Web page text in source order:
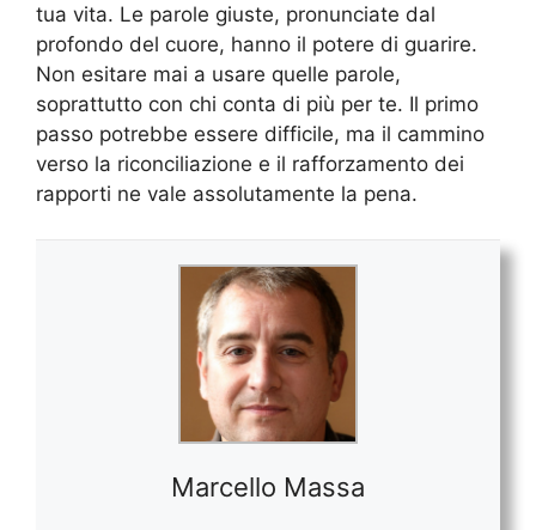
tua vita. Le parole giuste, pronunciate dal
profondo del cuore, hanno il potere di guarire.
Non esitare mai a usare quelle parole,
soprattutto con chi conta di più per te. Il primo
passo potrebbe essere difficile, ma il cammino
verso la riconciliazione e il rafforzamento dei
rapporti ne vale assolutamente la pena.
Marcello Massa